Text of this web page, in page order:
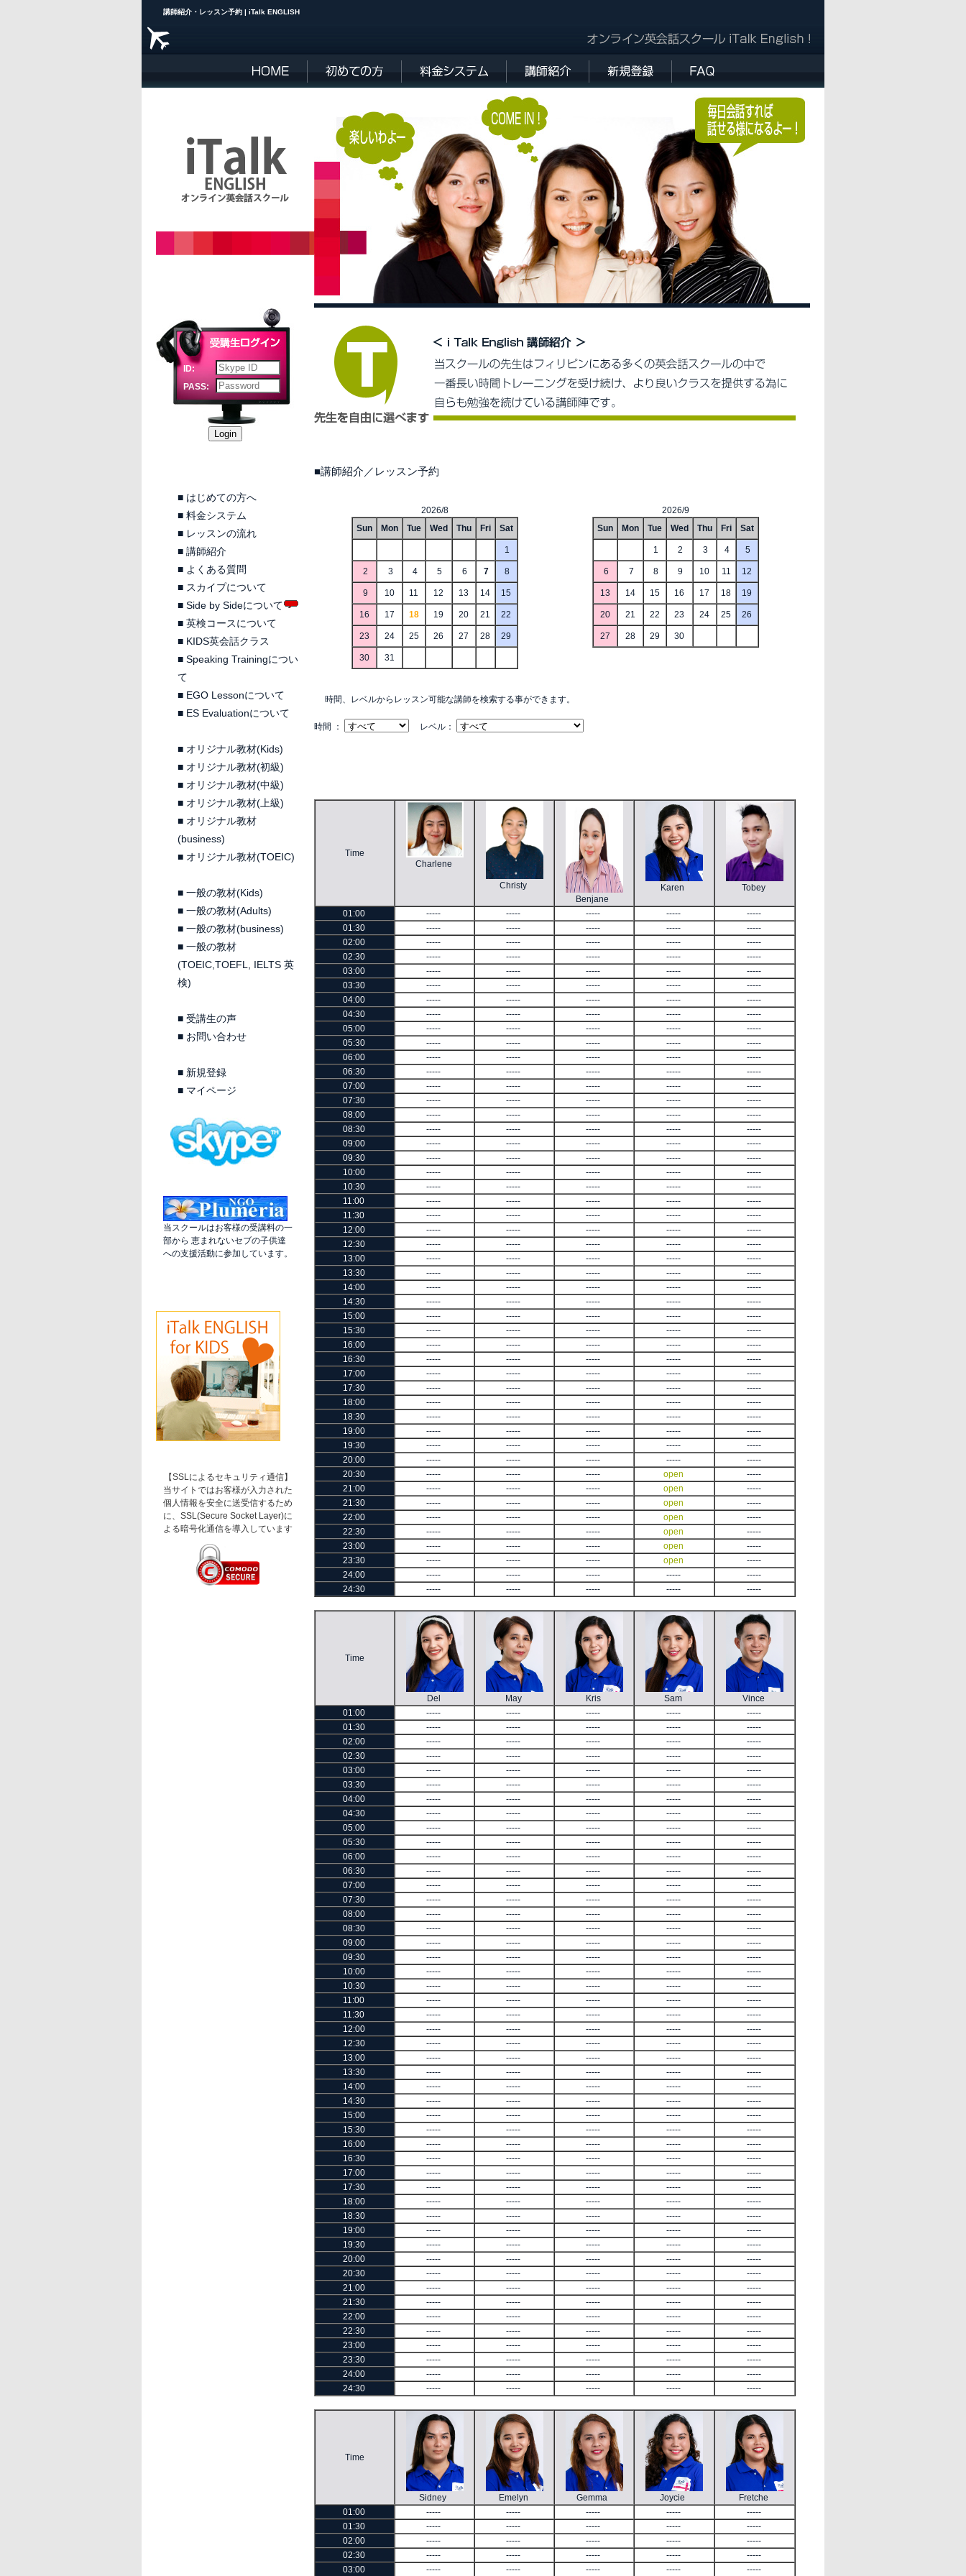
講師紹介・レッスン予約 | iTalk ENGLISH
ID:
PASS:
■ はじめての方へ
■ 料金システム
■ レッスンの流れ
■ 講師紹介
■ よくある質問
■ スカイプについて
■ Side by Sideについて
■ 英検コースについて
■ KIDS英会話クラス
■ Speaking Trainingについ
て
■ EGO Lessonについて
■ ES Evaluationについて
■ オリジナル教材(Kids)
■ オリジナル教材(初級)
■ オリジナル教材(中級)
■ オリジナル教材(上級)
■ オリジナル教材
(business)
■ オリジナル教材(TOEIC)
■ 一般の教材(Kids)
■ 一般の教材(Adults)
■ 一般の教材(business)
■ 一般の教材
(TOEIC,TOEFL, IELTS 英
検)
■ 受講生の声
■ お問い合わせ
■ 新規登録
■ マイページ
当スクールはお客様の受講料の一
部から 恵まれないセブの子供達
への支援活動に参加しています。
【SSLによるセキュリティ通信】
当サイトではお客様が入力された
個人情報を安全に送受信するため
に、SSL(Secure Socket Layer)に
よる暗号化通信を導入しています
■講師紹介／レッスン予約
2026/8
Sun
Mon Tue Wed Thu Fri Sat
1
2 3 4 5 6 7 8
9 10 11 12 13 14 15
16 17 18 19 20 21 22
23 24 25 26 27 28 29
30 31
2026/9
Sun
Mon Tue Wed Thu Fri Sat
1 2 3 4 5
6 7 8 9 10 11 12
13 14 15 16 17 18 19
20 21 22 23 24 25 26
27 28 29 30
時間、レベルからレッスン可能な講師を検索する事ができます。
時間 ： レベル：
Time
Charlene
Christy
Benjane
Karen Tobey
01:00 ----- ----- ----- -----
-----
01:30
----- ----- ----- -----
-----
02:00
----- ----- ----- -----
-----
02:30
----- ----- ----- -----
-----
03:00
----- ----- ----- -----
-----
03:30
----- ----- ----- -----
-----
04:00
----- ----- ----- -----
-----
04:30
----- ----- ----- -----
-----
05:00
----- ----- ----- -----
-----
05:30
----- ----- ----- -----
-----
06:00
----- ----- ----- -----
-----
06:30
----- ----- ----- -----
-----
07:00
----- ----- ----- -----
-----
07:30
----- ----- ----- -----
-----
08:00
----- ----- ----- -----
-----
08:30
----- ----- ----- -----
-----
09:00
----- ----- ----- -----
-----
09:30
----- ----- ----- -----
-----
10:00
----- ----- ----- -----
-----
10:30
----- ----- ----- -----
-----
11:00
----- ----- ----- -----
-----
11:30
----- ----- ----- -----
-----
12:00
----- ----- ----- -----
-----
12:30
----- ----- ----- -----
-----
13:00
----- ----- ----- -----
-----
13:30
----- ----- ----- -----
-----
14:00
----- ----- ----- -----
-----
14:30
----- ----- ----- -----
-----
15:00
----- ----- ----- -----
-----
15:30
----- ----- ----- -----
-----
16:00
----- ----- ----- -----
-----
16:30
----- ----- ----- -----
-----
17:00
----- ----- ----- -----
-----
17:30
----- ----- ----- -----
-----
18:00
----- ----- ----- -----
-----
18:30
----- ----- ----- -----
-----
19:00
----- ----- ----- -----
-----
19:30
----- ----- ----- -----
-----
20:00
----- ----- ----- -----
-----
20:30
----- ----- ----- open
-----
21:00
----- ----- ----- open
-----
21:30
----- ----- ----- open
-----
22:00
----- ----- ----- open
-----
22:30
----- ----- ----- open
-----
23:00
----- ----- ----- open
-----
23:30
----- ----- ----- open
-----
24:00
----- ----- ----- -----
-----
24:30
----- ----- ----- ----- -----
Time
Del May Kris Sam
Vince
01:00
----- ----- ----- -----
-----
01:30
----- ----- ----- -----
-----
02:00
----- ----- ----- -----
-----
02:30
----- ----- ----- -----
-----
03:00
----- ----- ----- -----
-----
03:30
----- ----- ----- -----
-----
04:00
----- ----- ----- -----
-----
04:30
----- ----- ----- -----
-----
05:00
----- ----- ----- -----
-----
05:30
----- ----- ----- -----
-----
06:00
----- ----- ----- -----
-----
06:30
----- ----- ----- -----
-----
07:00
----- ----- ----- -----
-----
07:30
----- ----- ----- -----
-----
08:00
----- ----- ----- -----
-----
08:30
----- ----- ----- -----
-----
09:00
----- ----- ----- -----
-----
09:30
----- ----- ----- -----
-----
10:00
----- ----- ----- -----
-----
10:30
----- ----- ----- -----
-----
11:00
----- ----- ----- -----
-----
11:30
----- ----- ----- -----
-----
12:00
----- ----- ----- -----
-----
12:30
----- ----- ----- -----
-----
13:00
----- ----- ----- -----
-----
13:30
----- ----- ----- -----
-----
14:00
----- ----- ----- -----
-----
14:30
----- ----- ----- -----
-----
15:00
----- ----- ----- -----
-----
15:30
----- ----- ----- -----
-----
16:00
----- ----- ----- -----
-----
16:30
----- ----- ----- -----
-----
17:00
----- ----- ----- -----
-----
17:30
----- ----- ----- -----
-----
18:00
----- ----- ----- -----
-----
18:30
----- ----- ----- -----
-----
19:00
----- ----- ----- -----
-----
19:30
----- ----- ----- -----
-----
20:00
----- ----- ----- -----
-----
20:30
----- ----- ----- -----
-----
21:00
----- ----- ----- -----
-----
21:30
----- ----- ----- -----
-----
22:00
----- ----- ----- -----
-----
22:30
----- ----- ----- -----
-----
23:00
----- ----- ----- -----
-----
23:30
----- ----- ----- -----
-----
24:00
----- ----- ----- -----
-----
24:30
----- ----- ----- ----- -----
Time
Sidney Emelyn Gemma Joycie
Fretche
01:00
----- ----- ----- -----
-----
01:30
----- ----- ----- -----
-----
02:00
----- ----- ----- -----
-----
02:30
----- ----- ----- -----
-----
03:00
----- ----- ----- ----- -----